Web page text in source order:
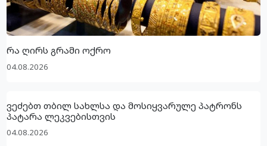
რა ღირს გრამი ოქრო
04.08.2026
ვეძებთ თბილ სახლსა და მოსიყვარულე პატრონს
პატარა ლეკვებისთვის
04.08.2026